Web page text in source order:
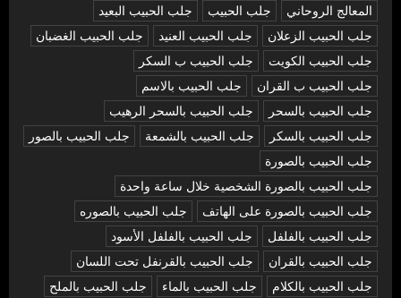
المعالج الروحاني
جلب الحبيب
جلب الحبيب البعيد
جلب الحبيب الزعلان
جلب الحبيب العنيد
جلب الحبيب الغضبان
جلب الحبيب الكويت
جلب الحبيب ب السكر
جلب الحبيب ب القران
جلب الحبيب بالاسم
جلب الحبيب بالسحر
جلب الحبيب بالسحر الرهيب
جلب الحبيب بالسكر
جلب الحبيب بالشمعة
جلب الحبيب بالصور
جلب الحبيب بالصورة
جلب الحبيب بالصورة الشخصية خلال ساعة واحدة
جلب الحبيب بالصورة على الهاتف
جلب الحبيب بالصوره
جلب الحبيب بالفلفل
جلب الحبيب بالفلفل الأسود
جلب الحبيب بالقران
جلب الحبيب بالقرنفل تحت اللسان
جلب الحبيب بالكلام
جلب الحبيب بالماء
جلب الحبيب بالملح